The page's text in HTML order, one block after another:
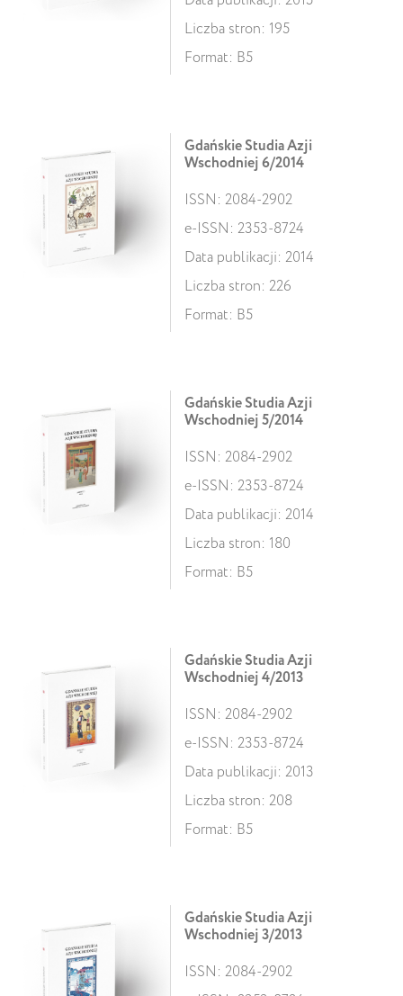
Liczba stron: 195
Format: B5
Gdańskie Studia Azji
Wschodniej 6/2014
ISSN: 2084-2902
e-ISSN: 2353-8724
Data publikacji: 2014
Liczba stron: 226
Format: B5
Gdańskie Studia Azji
Wschodniej 5/2014
ISSN: 2084-2902
e-ISSN: 2353-8724
Data publikacji: 2014
Liczba stron: 180
Format: B5
Gdańskie Studia Azji
Wschodniej 4/2013
ISSN: 2084-2902
e-ISSN: 2353-8724
Data publikacji: 2013
Liczba stron: 208
Format: B5
Gdańskie Studia Azji
Wschodniej 3/2013
ISSN: 2084-2902